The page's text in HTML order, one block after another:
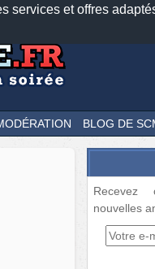
services et offres
Facebook
TwitterFeeds
BLOG DE
Recevez
nouvelles